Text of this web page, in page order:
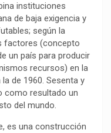
instituciones
de baja exigencia y
según la
factores (concepto
un país para producir
recursos) en la
de 1960. Sesenta y
como resultado un
del mundo.
es una construcción